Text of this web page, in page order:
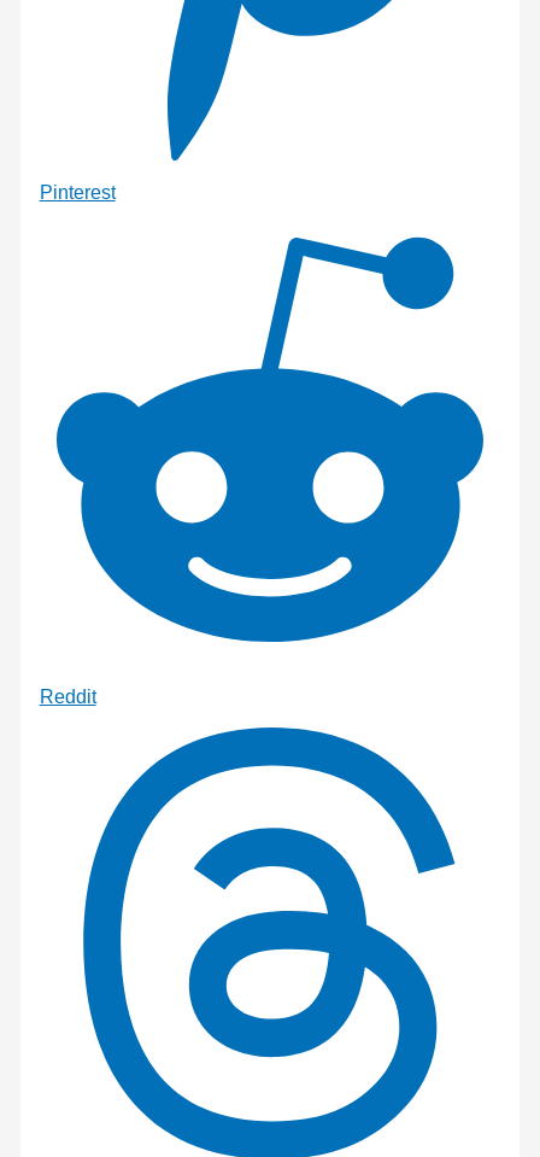
Pinterest
Reddit